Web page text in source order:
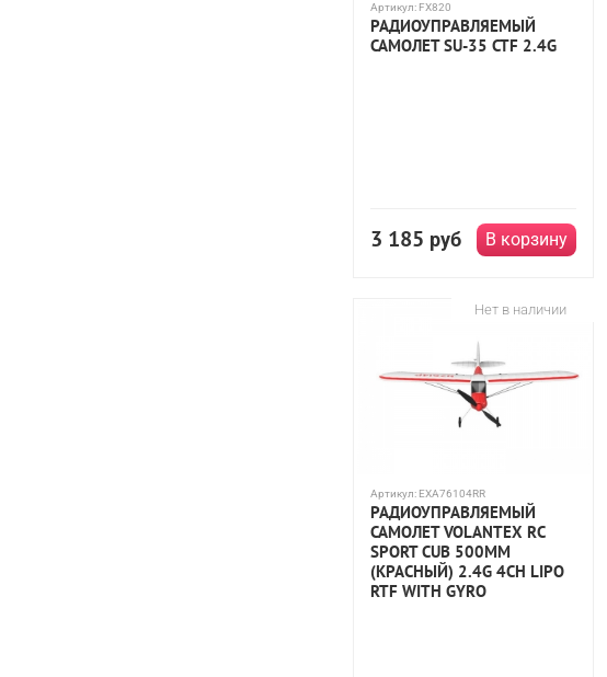
Артикул: FX820
РАДИОУПРАВЛЯЕМЫЙ
САМОЛЕТ SU-35 CTF 2.4G
3 185 руб В корзину
Нет в наличии
Артикул: EXA76104RR
РАДИОУПРАВЛЯЕМЫЙ
САМОЛЕТ VOLANTEX RC
SPORT CUB 500ММ
(КРАСНЫЙ) 2.4G 4CH LIPO
RTF WITH GYRO